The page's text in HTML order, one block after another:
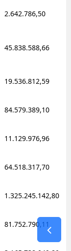
2.642.786,50
45.838.588,66
19.536.812,59
84.579.389,10
11.129.976,96
64.518.317,70
1.325.245.142,80
81.752.790,11